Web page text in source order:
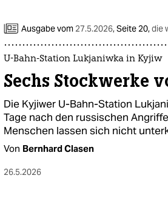
Ausgabe vom 27.5.2026,Seite 20,die
U-Bahn-Station Lukjaniwka in Kyjiw
Sechs Stockwerke
Die Kyjiwer U-Bahn-Station
Tage nach den russischen
Menschen lassen sich nicht
Von Bernhard Clasen
26.5.2026